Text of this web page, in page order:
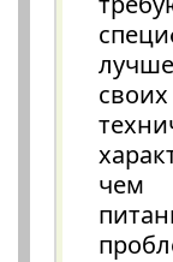
чем